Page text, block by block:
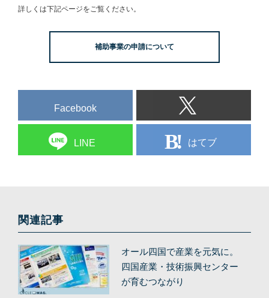
詳しくは下記ページをご覧ください。
補助事業の申請について
Facebook
LINE はてブ
関連記事
オール四国で産業を元気に。
四国産業・技術振興センター
が育むつながり